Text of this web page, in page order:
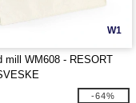
W1
mill WM608 - RESORT
-64%